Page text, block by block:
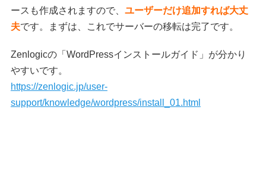
ースも作成されますので、 ユーザーだけ追加すれば大丈
夫です。まずは、これでサーバーの移転は完了です。
Zenlogicの「WordPressインストールガイド」が分かり
やすいです。
https://zenlogic.jp/user-
support/knowledge/wordpress/install_01.html